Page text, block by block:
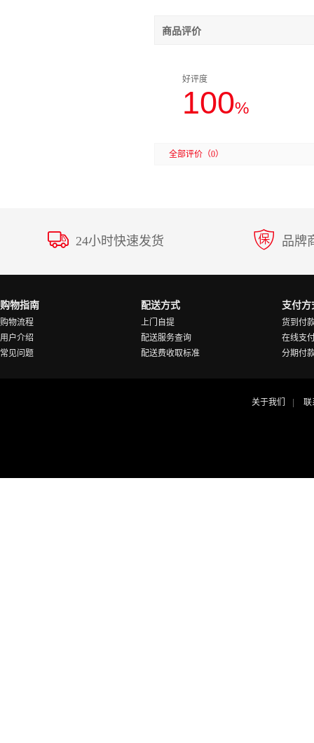
商品评价
好评度
100%
全部评价 （0）
24小时快速发货 品牌
购物指南
购物流程
用户介绍
常见问题
配送方式
上门自提
配送服务查询
配送费收取标准
支付方
货到付
在线支
分期付
关于我们 联